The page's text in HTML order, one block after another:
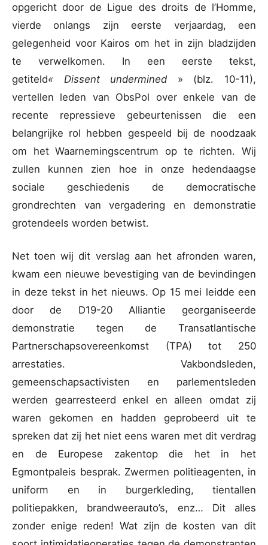
opgericht door de Ligue des droits de l’Homme,
vierde onlangs zijn eerste verjaardag, een
gelegenheid voor Kairos om het in zijn bladzijden
te verwelkomen. In een eerste tekst,
getiteld« Dissent undermined » (blz. 10-11),
vertellen leden van ObsPol over enkele van de
recente repressieve gebeurtenissen die een
belangrijke rol hebben gespeeld bij de noodzaak
om het Waarnemingscentrum op te richten. Wij
zullen kunnen zien hoe in onze hedendaagse
sociale geschiedenis de democratische
grondrechten van vergadering en demonstratie
grotendeels worden betwist.
Net toen wij dit verslag aan het afronden waren,
kwam een nieuwe bevestiging van de bevindingen
in deze tekst in het nieuws. Op 15 mei leidde een
door de D19-20 Alliantie georganiseerde
demonstratie tegen de Transatlantische
Partnerschapsovereenkomst (TPA) tot 250
arrestaties. Vakbondsleden,
gemeenschapsactivisten en parlementsleden
werden gearresteerd enkel en alleen omdat zij
waren gekomen en hadden geprobeerd uit te
spreken dat zij het niet eens waren met dit verdrag
en de Europese zakentop die het in het
Egmontpaleis besprak. Zwermen politieagenten, in
uniform en in burgerkleding, tientallen
politiepakken, brandweerauto’s, enz… Dit alles
zonder enige reden! Wat zijn de kosten van dit